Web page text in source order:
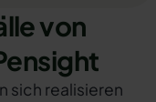
von
sich realisieren